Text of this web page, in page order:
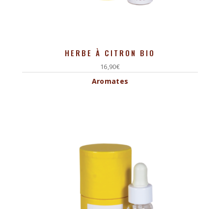
HERBE À CITRON BIO
16,90€
Aromates